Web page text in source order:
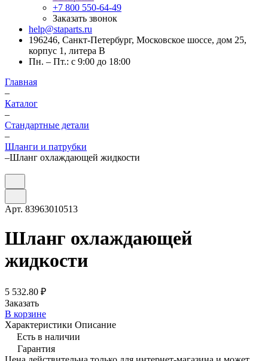
+7 800 550-64-49
Заказать звонок
help@staparts.ru
196246, Санкт-Петербург, Московское шоссе, дом 25,
корпус 1, литера В
Пн. – Пт.: с 9:00 до 18:00
Главная
–
Каталог
–
Стандартные детали
–
Шланги и патрубки
–Шланг охлаждающей жидкости
Арт. 83963010513
Шланг охлаждающей
жидкости
5 532.80 ₽
Заказать
В корзине
Характеристики Описание
Есть в наличии
Гарантия